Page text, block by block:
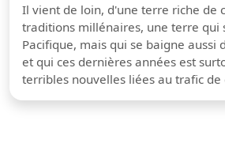
Il vient de loin, d'une terre riche de
traditions millénaires, une terre qui
Pacifique, mais qui se baigne aussi
et qui ces dernières années est
terribles nouvelles liées au trafic de